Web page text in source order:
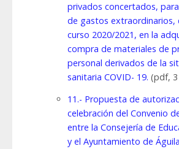
privados concertados,
de gastos extraordinarios,
curso 2020/2021, en la
compra de materiales de
personal derivados de la
sanitaria COVID- 19. (pdf,
11.- Propuesta de
celebración del Convenio
entre la Consejería de
y el Ayuntamiento de